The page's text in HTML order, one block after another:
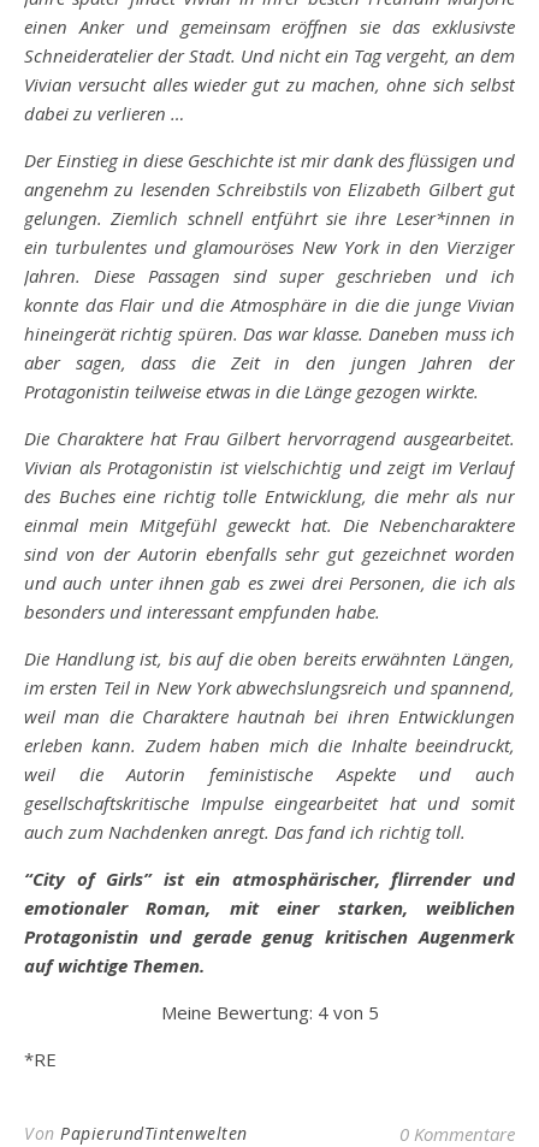
einen Anker und gemeinsam eröffnen sie das exklusivste
Schneideratelier der Stadt. Und nicht ein Tag vergeht, an dem
Vivian versucht alles wieder gut zu machen, ohne sich selbst
dabei zu verlieren …
Der Einstieg in diese Geschichte ist mir dank des flüssigen und
angenehm zu lesenden Schreibstils von Elizabeth Gilbert gut
gelungen. Ziemlich schnell entführt sie ihre Leser*innen in
ein turbulentes und glamouröses New York in den Vierziger
Jahren. Diese Passagen sind super geschrieben und ich
konnte das Flair und die Atmosphäre in die die junge Vivian
hineingerät richtig spüren. Das war klasse. Daneben muss ich
aber sagen, dass die Zeit in den jungen Jahren der
Protagonistin teilweise etwas in die Länge gezogen wirkte.
Die Charaktere hat Frau Gilbert hervorragend ausgearbeitet.
Vivian als Protagonistin ist vielschichtig und zeigt im Verlauf
des Buches eine richtig tolle Entwicklung, die mehr als nur
einmal mein Mitgefühl geweckt hat. Die Nebencharaktere
sind von der Autorin ebenfalls sehr gut gezeichnet worden
und auch unter ihnen gab es zwei drei Personen, die ich als
besonders und interessant empfunden habe.
Die Handlung ist, bis auf die oben bereits erwähnten Längen,
im ersten Teil in New York abwechslungsreich und spannend,
weil man die Charaktere hautnah bei ihren Entwicklungen
erleben kann. Zudem haben mich die Inhalte beeindruckt,
weil die Autorin feministische Aspekte und auch
gesellschaftskritische Impulse eingearbeitet hat und somit
auch zum Nachdenken anregt. Das fand ich richtig toll.
“City of Girls” ist ein atmosphärischer, flirrender und
emotionaler Roman, mit einer starken, weiblichen
Protagonistin und gerade genug kritischen Augenmerk
auf wichtige Themen.
Meine Bewertung: 4 von 5
*RE
Von PapierundTintenwelten 0 Kommentare